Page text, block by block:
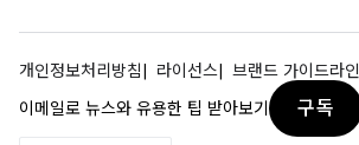
개인정보처리방침 라이선스 브랜드 가이드라인
이메일로 뉴스와 유용한 팁 받아보기
구독